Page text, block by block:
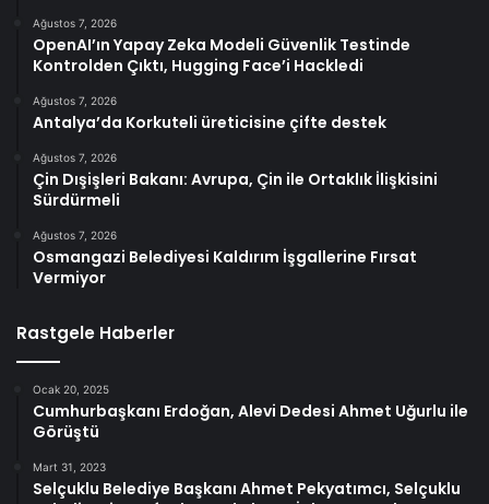
Ağustos 7, 2026
OpenAI’ın Yapay Zeka Modeli Güvenlik Testinde
Kontrolden Çıktı, Hugging Face’i Hackledi
Ağustos 7, 2026
Antalya’da Korkuteli üreticisine çifte destek
Ağustos 7, 2026
Çin Dışişleri Bakanı: Avrupa, Çin ile Ortaklık İlişkisini
Sürdürmeli
Ağustos 7, 2026
Osmangazi Belediyesi Kaldırım İşgallerine Fırsat
Vermiyor
Rastgele Haberler
Ocak 20, 2025
Cumhurbaşkanı Erdoğan, Alevi Dedesi Ahmet Uğurlu ile
Görüştü
Mart 31, 2023
Selçuklu Belediye Başkanı Ahmet Pekyatımcı, Selçuklu